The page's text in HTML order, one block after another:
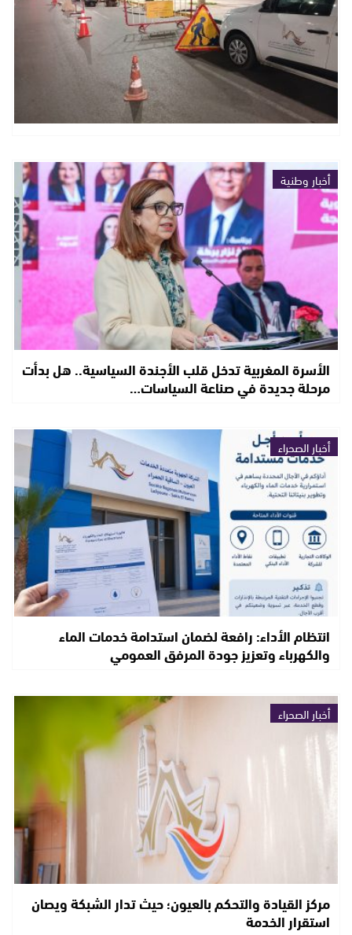
أخبار وطنية
الأسرة المغربية تدخل قلب الأجندة السياسية.. هل بدأت
مرحلة جديدة في صناعة السياسات…
أخبار الصحراء
انتظام الأداء: رافعة لضمان استدامة خدمات الماء
والكهرباء وتعزيز جودة المرفق العمومي
أخبار الصحراء
مركز القيادة والتحكم بالعيون؛ حيث تدار الشبكة ويصان
استقرار الخدمة